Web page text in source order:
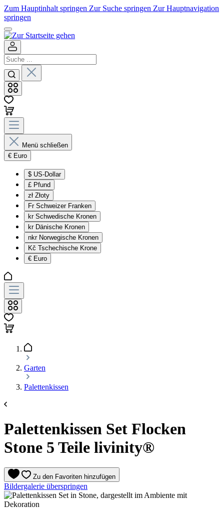
Zum Hauptinhalt springen Zur Suche springen Zur Hauptnavigation
springen
Menü schließen
€ Euro
$ US-Dollar
£ Pfund
zł Złoty
Fr Schweizer Franken
kr Schwedische Kronen
kr Dänische Kronen
nkr Norwegische Kronen
Kč Tschechische Krone
€ Euro
Garten
Palettenkissen
Palettenkissen Set Flocken
Stone 5 Teile livinity®
Zu den Favoriten hinzufügen
Bildergalerie überspringen